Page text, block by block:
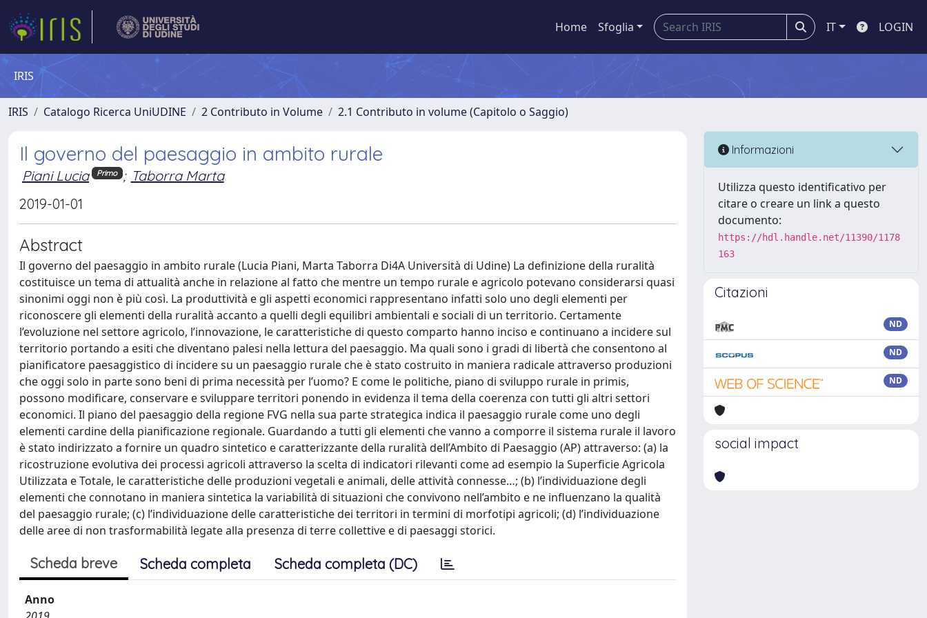
Home Sfoglia IT LOGIN
IRIS
IRIS Catalogo Ricerca UniUDINE 2 Contributo in Volume 2.1 Contributo in volume (Capitolo o Saggio)
Il governo del paesaggio in ambito rurale
Piani Lucia Primo ; Taborra Marta
2019-01-01
Abstract
Il governo del paesaggio in ambito rurale (Lucia Piani, Marta Taborra Di4A Università di Udine) La definizione della ruralità
costituisce un tema di attualità anche in relazione al fatto che mentre un tempo rurale e agricolo potevano considerarsi quasi
sinonimi oggi non è più così. La produttività e gli aspetti economici rappresentano infatti solo uno degli elementi per
riconoscere gli elementi della ruralità accanto a quelli degli equilibri ambientali e sociali di un territorio. Certamente
l’evoluzione nel settore agricolo, l’innovazione, le caratteristiche di questo comparto hanno inciso e continuano a incidere sul
territorio portando a esiti che diventano palesi nella lettura del paesaggio. Ma quali sono i gradi di libertà che consentono al
pianificatore paesaggistico di incidere su un paesaggio rurale che è stato costruito in maniera radicale attraverso produzioni
che oggi solo in parte sono beni di prima necessità per l’uomo? E come le politiche, piano di sviluppo rurale in primis,
possono modificare, conservare e sviluppare territori ponendo in evidenza il tema della coerenza con tutti gli altri settori
economici. Il piano del paesaggio della regione FVG nella sua parte strategica indica il paesaggio rurale come uno degli
elementi cardine della pianificazione regionale. Guardando a tutti gli elementi che vanno a comporre il sistema rurale il lavoro
è stato indirizzato a fornire un quadro sintetico e caratterizzante della ruralità dell’Ambito di Paesaggio (AP) attraverso: (a) la
ricostruzione evolutiva dei processi agricoli attraverso la scelta di indicatori rilevanti come ad esempio la Superficie Agricola
Utilizzata e Totale, le caratteristiche delle produzioni vegetali e animali, delle attività connesse…; (b) l’individuazione degli
elementi che connotano in maniera sintetica la variabilità di situazioni che convivono nell’ambito e ne influenzano la qualità
del paesaggio rurale; (c) l’individuazione delle caratteristiche dei territori in termini di morfotipi agricoli; (d) l’individuazione
delle aree di non trasformabilità legate alla presenza di terre collettive e di paesaggi storici.
Scheda breve Scheda completa Scheda completa (DC)
Anno
Informazioni
Utilizza questo identificativo per
citare o creare un link a questo
documento:
https://hdl.handle.net/11390/1178
163
Citazioni
ND
ND
ND
social impact